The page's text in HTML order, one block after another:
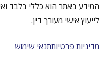
המידע באתר הוא כללי בלבד
לייעוץ אישי מעורך דין.
מדיניות פרטיותתנאי שימוש